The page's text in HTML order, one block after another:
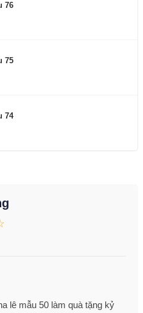
76
75
74
lê mẫu 50 làm quà tặng kỷ